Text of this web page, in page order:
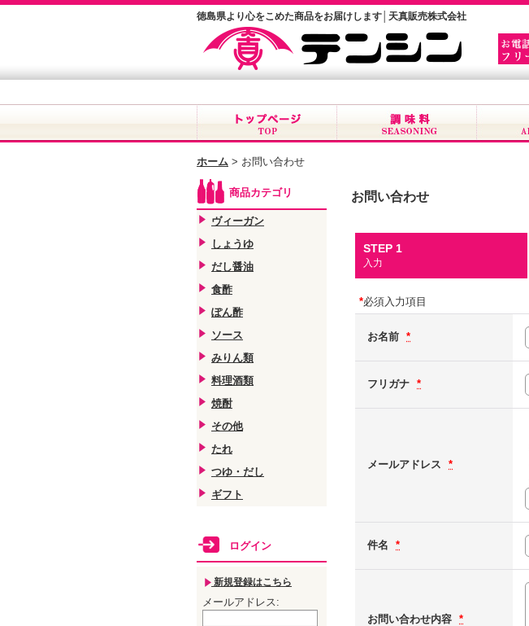
徳島県より心をこめた商品をお届けします│天真販売株式会社
ホーム > お問い合わせ
商品カテゴリ
ヴィーガン
しょうゆ
だし醤油
食酢
ぽん酢
ソース
みりん類
料理酒類
焼酎
その他
たれ
つゆ・だし
ギフト
ログイン
新規登録はこちら
メールアドレス:
お問い合わせ
STEP 1
入力
*必須入力項目
お名前 *
フリガナ *
メールアドレス *
件名 *
お問い合わせ内容 *